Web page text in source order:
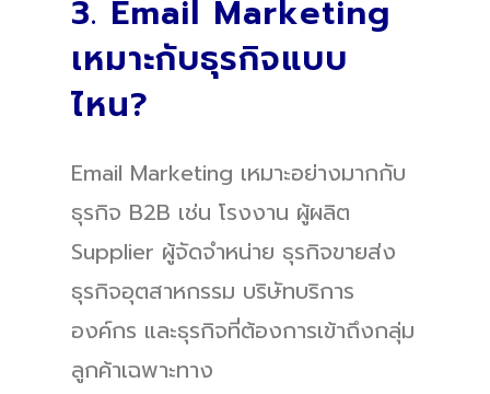
3. Email Marketing
เหมาะกับธุรกิจแบบ
ไหน?
Email Marketing เหมาะอย่างมากกับ
ธุรกิจ B2B เช่น โรงงาน ผู้ผลิต
Supplier ผู้จัดจำหน่าย ธุรกิจขายส่ง
ธุรกิจอุตสาหกรรม บริษัทบริการ
องค์กร และธุรกิจที่ต้องการเข้าถึงกลุ่ม
ลูกค้าเฉพาะทาง